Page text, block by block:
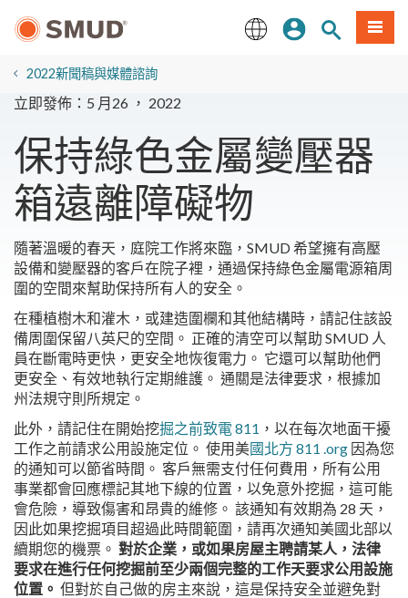
登入站內搜尋
選單
2022新聞稿與媒體諮詢
立即發佈：5 月26 ， 2022
保持綠色金屬變壓器
箱遠離障礙物
隨著溫暖的春天，庭院工作將來臨，SMUD 希望擁有高壓
設備和變壓器的客戶在院子裡，通過保持綠色金屬電源箱周
圍的空間來幫助保持所有人的安全。
在種植樹木和灌木，或建造圍欄和其他結構時，請記住該設
備周圍保留八英尺的空間。 正確的清空可以幫助 SMUD 人
員在斷電時更快，更安全地恢復電力。 它還可以幫助他們
更安全、有效地執行定期維護。 通關是法律要求，根據加
州法規守則所規定。
此外，請記住在開始挖掘之前致電 811 ，以在每次地面干擾
工作之前請求公用設施定位。 使用美國北方 811 .org 因為您
的通知可以節省時間。 客戶無需支付任何費用，所有公用
事業都會回應標記其地下線的位置，以免意外挖掘，這可能
會危險，導致傷害和昂貴的維修。 該通知有效期為 28 天，
因此如果挖掘項目超過此時間範圍，請再次通知美國北部以
續期您的機票。 對於企業，或如果房屋主聘請某人，法律
要求在進行任何挖掘前至少兩個完整的工作天要求公用設施
位置。 但對於自己做的房主來說，這是保持安全並避免對